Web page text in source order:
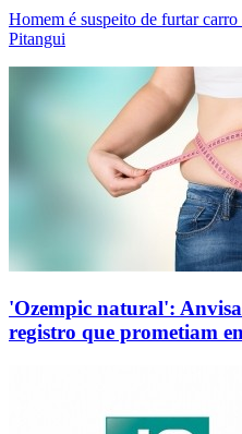
Homem é suspeito de furtar
Pitangui
'Ozempic natural':
registro que prometiam